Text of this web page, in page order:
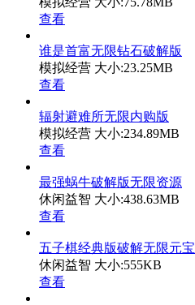
查看
谁是首富无限钻石破解版
模拟经营 大小:23.25MB
查看
辐射避难所无限内购版
模拟经营 大小:234.89MB
查看
最强蜗牛破解版无限资源
休闲益智 大小:438.63MB
查看
五子棋经典版破解无限元宝
休闲益智 大小:555KB
查看